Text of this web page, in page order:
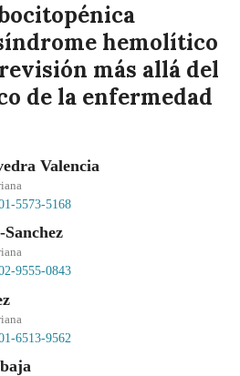
hemolítico
más allá del
de la enfermedad
Valencia
5573-5168
9555-0843
6513-9562